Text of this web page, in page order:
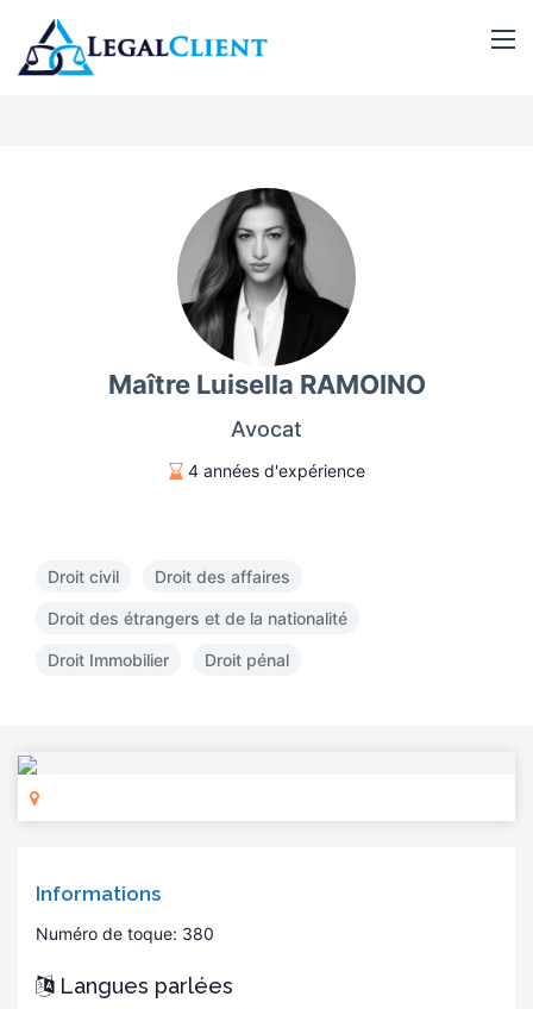
Maître Luisella RAMOINO
Avocat
4 années d'expérience
Droit civil Droit des affaires
Droit des étrangers et de la nationalité
Droit Immobilier Droit pénal
Informations
Numéro de toque: 380
Langues parlées